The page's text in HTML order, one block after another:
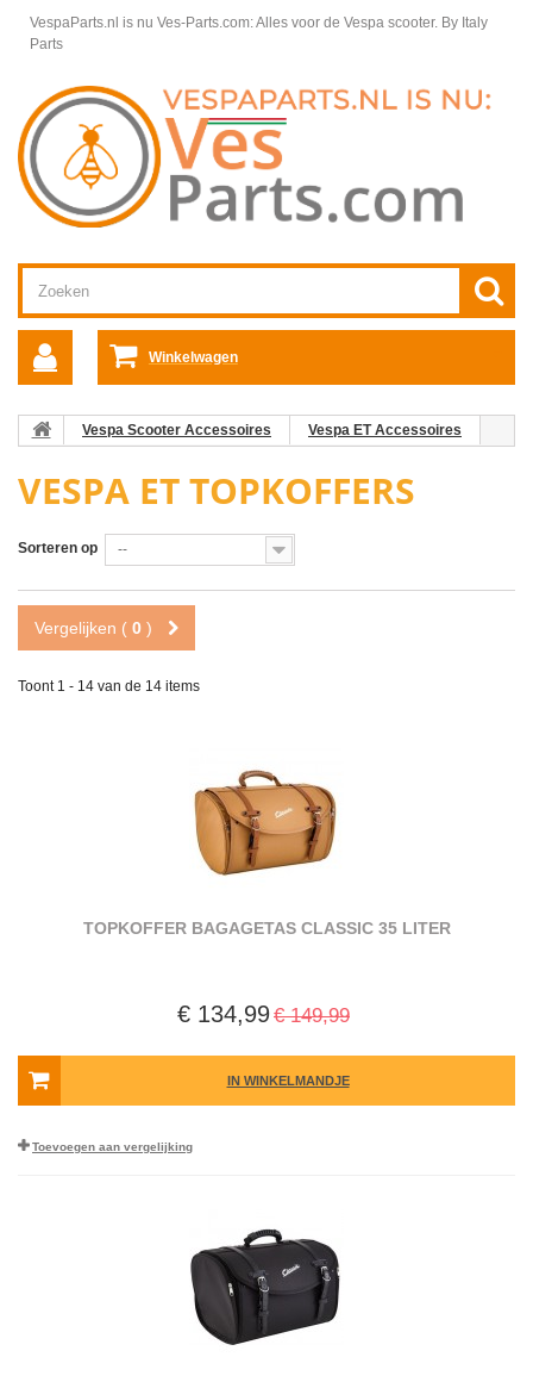
VespaParts.nl is nu Ves-Parts.com: Alles voor de Vespa scooter. By Italy
Parts
Winkelwagen
Vespa Scooter Accessoires
Vespa ET Accessoires
VESPA ET TOPKOFFERS
Sorteren op --
Vergelijken ( 0 )
Toont 1 - 14 van de 14 items
TOPKOFFER BAGAGETAS CLASSIC 35 LITER
€ 134,99€ 149,99
IN WINKELMANDJE
Toevoegen aan vergelijking